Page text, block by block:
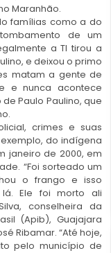
Maranhão.
famílias como a do
de um
a TI tirou a
e deixou o primo
matam a gente de
e nunca acontece
Paulo Paulino, que
crimes e suas
do indígena
janeiro de 2000, em
“Foi sorteado um
o frango e isso
Ele foi morto ali
conselheira da
(Apib), Guajajara
Ribamar. “Até hoje,
pelo município de